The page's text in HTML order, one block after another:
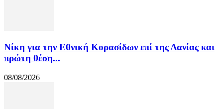
Νίκη για την Εθνική Κορασίδων επί της Δανίας και
πρώτη θέση...
08/08/2026